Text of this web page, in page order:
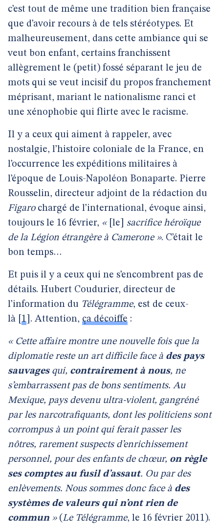
c’est tout de même une tradition bien française
que d’avoir recours à de tels stéréotypes. Et
malheureusement, dans cette ambiance qui se
veut bon enfant, certains franchissent
allègrement le (petit) fossé séparant le jeu de
mots qui se veut incisif du propos franchement
méprisant, mariant le nationalisme ranci et
une xénophobie qui flirte avec le racisme.
Il y a ceux qui aiment à rappeler, avec
nostalgie, l’histoire coloniale de la France, en
l’occurrence les expéditions militaires à
l’époque de Louis-Napoléon Bonaparte. Pierre
Rousselin, directeur adjoint de la rédaction du
Figarochargé de l’international, évoque ainsi,
toujours le 16 février, « [le] sacrifice héroïque
de la Légion étrangère à Camerone ». C’était le
bon temps…
Et puis il y a ceux qui ne s’encombrent pas de
détails. Hubert Coudurier, directeur de
l’information du Télégramme, est de ceux-
là 1 . Attention, ça décoiffe :
« Cette affaire montre une nouvelle fois que la
diplomatie reste un art difficile face à des pays
sauvagesqui, contrairement à nous, ne
s’embarrassent pas de bons sentiments. Au
Mexique, pays devenu ultra-violent, gangréné
par les narcotrafiquants, dont les politiciens sont
corrompus à un point qui ferait passer les
nôtres, rarement suspects d’enrichissement
personnel, pour des enfants de chœur, on règle
ses comptes au fusil d’assaut. Ou par des
enlèvements. Nous sommes donc face à des
systèmes de valeurs qui n’ont rien de
commun »(Le Télégramme, le 16 février 2011).